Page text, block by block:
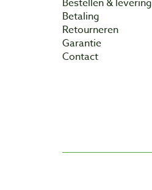
Bestellen & levering
Betaling
Retourneren
Garantie
Contact